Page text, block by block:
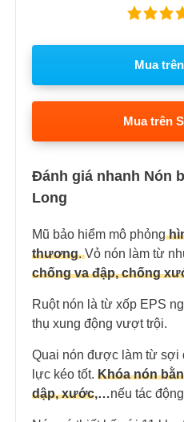
Mua
Mua trên
Đánh giá nhanh Nón
Long
Mũ bảo hiểm mô phỏng
thương.Vỏ nón làm từ
chống va đập, chống
Ruột nón là từ xốp EPS
thụ xung động vượt trội.
Quai nón được làm từ sợi
lực kéo tốt. Khóa nón
dập, xước,…nếu tác